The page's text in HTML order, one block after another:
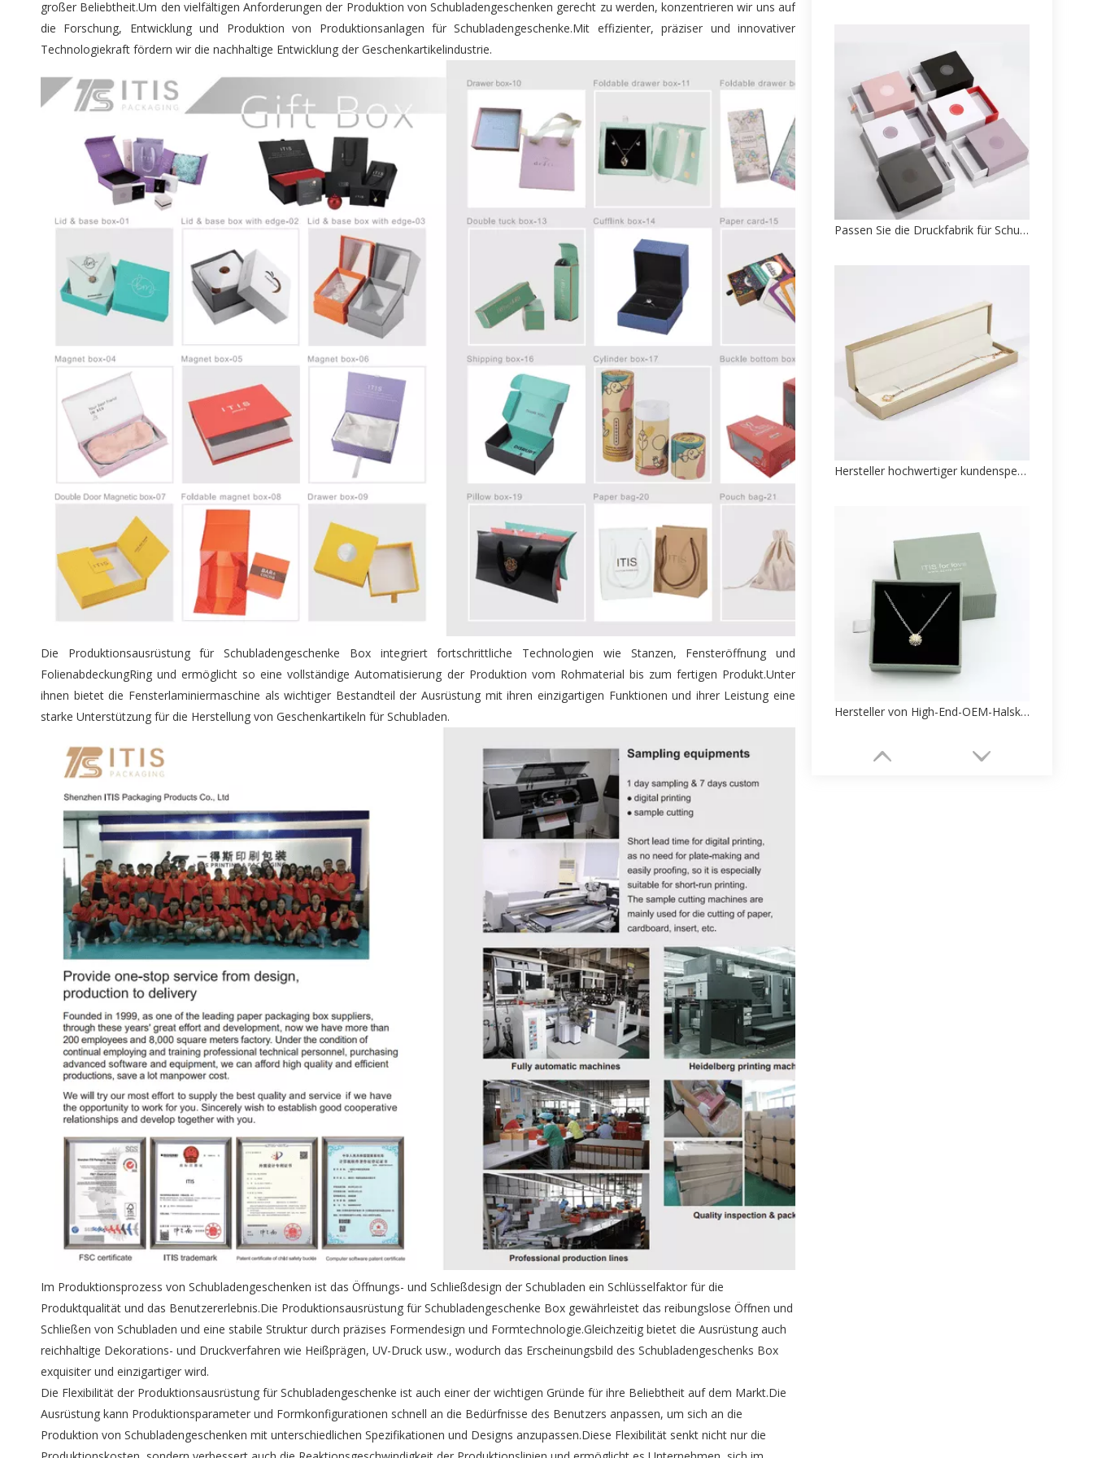
großer Beliebtheit.Um den vielfältigen Anforderungen der Produktion von Schubladengeschenken gerecht zu werden, konzentrieren wir uns auf
die Forschung, Entwicklung und Produktion von Produktionsanlagen für Schubladengeschenke.Mit effizienter, präziser und innovativer
Technologiekraft fördern wir die nachhaltige Entwicklung der Geschenkartikelindustrie.
Die Produktionsausrüstung für Schubladengeschenke Box integriert fortschrittliche Technologien wie Stanzen, Fensteröffnung und
FolienabdeckungRing und ermöglicht so eine vollständige Automatisierung der Produktion vom Rohmaterial bis zum fertigen Produkt.Unter
ihnen bietet die Fensterlaminiermaschine als wichtiger Bestandteil der Ausrüstung mit ihren einzigartigen Funktionen und ihrer Leistung eine
starke Unterstützung für die Herstellung von Geschenkartikeln für Schubladen.
Im Produktionsprozess von Schubladengeschenken ist das Öffnungs- und Schließdesign der Schubladen ein Schlüsselfaktor für die
Produktqualität und das Benutzererlebnis.Die Produktionsausrüstung für Schubladengeschenke Box gewährleistet das reibungslose Öffnen und
Schließen von Schubladen und eine stabile Struktur durch präzises Formendesign und Formtechnologie.Gleichzeitig bietet die Ausrüstung auch
reichhaltige Dekorations- und Druckverfahren wie Heißprägen, UV-Druck usw., wodurch das Erscheinungsbild des Schubladengeschenks Box
exquisiter und einzigartiger wird.
Die Flexibilität der Produktionsausrüstung für Schubladengeschenke ist auch einer der wichtigen Gründe für ihre Beliebtheit auf dem Markt.Die
Ausrüstung kann Produktionsparameter und Formkonfigurationen schnell an die Bedürfnisse des Benutzers anpassen, um sich an die
Produktion von Schubladengeschenken mit unterschiedlichen Spezifikationen und Designs anzupassen.Diese Flexibilität senkt nicht nur die
Passen Sie die Druckfabrik für Schubladen-Schmuckkästchen und Papierverpackungen an
Hersteller hochwertiger kundenspezifischer Schmuckverpackungen aus Papier
Hersteller von High-End-OEM-Halskettenpapier-Verpackungsboxen